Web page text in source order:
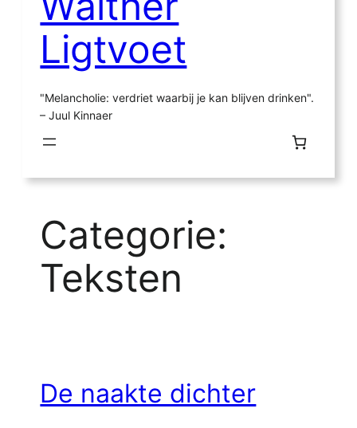
Ligtvoet
"Melancholie: verdriet waarbij je kan blijven drinken".
– Juul Kinnaer
Categorie:
Teksten
De naakte dichter